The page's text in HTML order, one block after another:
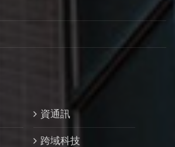
資通訊
跨域科技